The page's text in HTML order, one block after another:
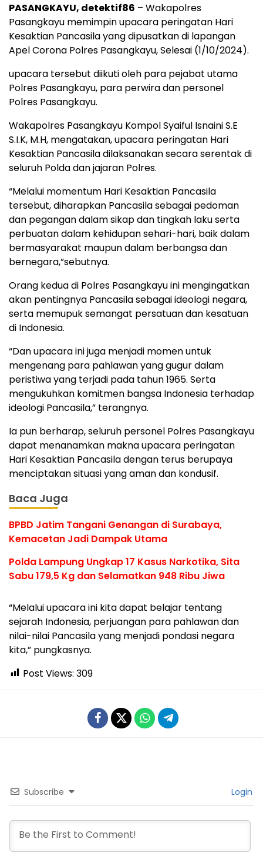
PASANGKAYU, detektif86 – Wakapolres
Pasangkayu memimpin upacara peringatan Hari
Kesaktian Pancasila yang dipusatkan di lapangan
Apel Corona Polres Pasangkayu, Selesai (1/10/2024).
upacara tersebut diikuti oleh para pejabat utama
Polres Pasangkayu, para perwira dan personel
Polres Pasangkayu.
Wakapolres Pasangkayu Kompol Syaiful Isnaini S.E
S.I.K, M.H, mengatakan, upacara peringatan Hari
Kesaktian Pancasila dilaksanakan secara serentak di
seluruh Polda dan jajaran Polres.
“Melalui momentum Hari Kesaktian Pancasila
tersebut, diharapkan Pancasila sebagai pedoman
dan pegangan dalam sikap dan tingkah laku serta
perbuatan dalam kehidupan sehari-hari, baik dalam
bermasyarakat maupun dalam berbangsa dan
bernegara,”sebutnya.
Orang kedua di Polres Pasangkayu ini mengingatkan
akan pentingnya Pancasila sebagai ideologi negara,
serta memupuk semangat persatuan dan kesatuan
di Indonesia.
“Dan upacara ini juga menjadi momen untuk
mengenang para pahlawan yang gugur dalam
peristiwa yang terjadi pada tahun 1965. Serta
mengukuhkan komitmen bangsa Indonesia terhadap
ideologi Pancasila,” terangnya.
Ia pun berharap, seluruh personel Polres Pasangkayu
dapat menanamkan makna upacara peringatan
Hari Kesaktian Pancasila dengan terus berupaya
menciptakan situasi yang aman dan kondusif.
Baca Juga
BPBD Jatim Tangani Genangan di Surabaya,
Kemacetan Jadi Dampak Utama
Polda Lampung Ungkap 17 Kasus Narkotika, Sita
Sabu 179,5 Kg dan Selamatkan 948 Ribu Jiwa
“Melalui upacara ini kita dapat belajar tentang
sejarah Indonesia, perjuangan para pahlawan dan
nilai-nilai Pancasila yang menjadi pondasi negara
kita,” pungkasnya.
Post Views: 309
Subscribe Login